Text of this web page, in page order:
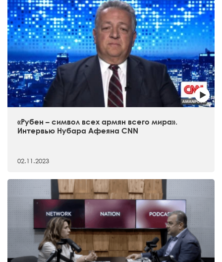
«Рубен – символ всех армян всего мира».
Интервью Нубара Афеяна CNN
02.11.2023